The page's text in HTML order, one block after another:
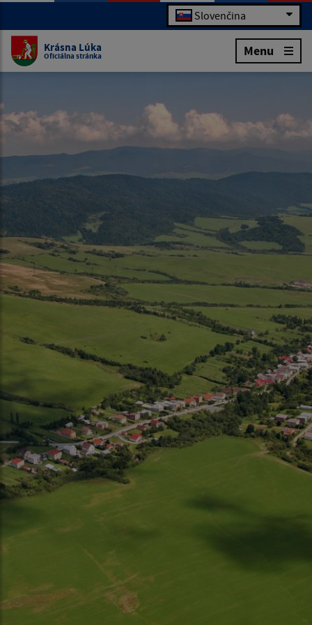
Slovenčina
Krásna Lúka
Oficiálna stránka Menu